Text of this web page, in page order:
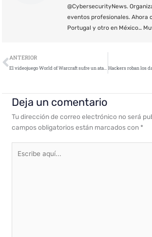
@CybersecurityNews.
eventos profesionales. Ahora
Portugal y otro en México…
Ant
ANTERIOR
El videojuego World of Warcraft sufre un ataque DDoS
Deja un comentario
Tu dirección de correo electrónico no será
campos obligatorios están marcados con *
aquí...